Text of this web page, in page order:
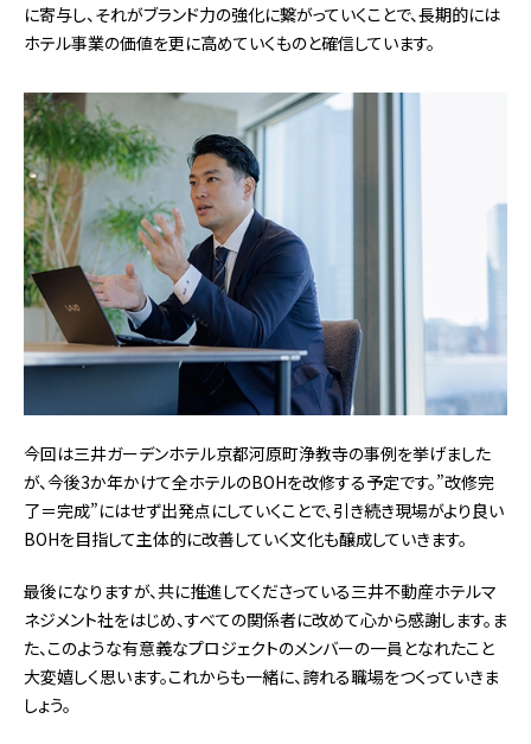
に寄与し、それがブランド力の強化に繋がっていくことで、長期的には
ホテル事業の価値を更に高めていくものと確信しています。
今回は三井ガーデンホテル京都河原町浄教寺の事例を挙げました
が、今後3か年かけて全ホテルのBOHを改修する予定です。”改修完
了＝完成”にはせず出発点にしていくことで、引き続き現場がより良い
BOHを目指して主体的に改善していく文化も醸成していきます。
最後になりますが、共に推進してくださっている三井不動産ホテルマ
ネジメント社をはじめ、すべての関係者に改めて心から感謝します。ま
た、このような有意義なプロジェクトのメンバーの一員となれたこと
大変嬉しく思います。これからも一緒に、誇れる職場をつくっていきま
しょう。